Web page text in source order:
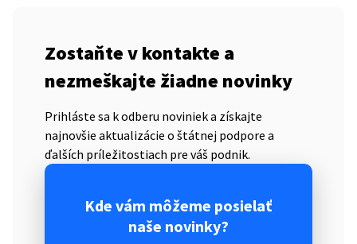
Zostaňte v kontakte a
nezmeškajte žiadne novinky
Prihláste sa k odberu noviniek a získajte
najnovšie aktualizácie o štátnej podpore a
ďalších príležitostiach pre váš podnik.
Kde vám môžeme posielať
naše novinky?